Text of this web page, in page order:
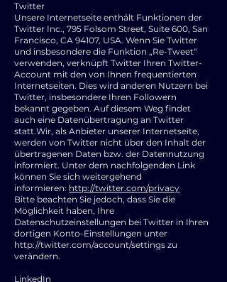
Twitter
Unsere Internetseite enthält Funktionen der
Twitter Inc., 795 Folsom Street, Suite 600, San
Francisco, CA 94107, USA. Wenn Sie Twitter
und insbesondere die Funktion „Re-Tweet“
verwenden, verknüpft Twitter Ihren Twitter-
Account mit den von Ihnen frequentierten
Internetseiten. Dies wird anderen Nutzern bei
Twitter, insbesondere Ihren Followern
bekannt gegeben. Auf diesem Weg findet
auch eine Datenübertragung an Twitter
statt.Wir, als Anbieter unserer Internetseite,
werden von Twitter nicht über den Inhalt der
übertragenen Daten bzw. der Datennutzung
informiert. Unter dem nachfolgenden Link
können Sie sich weitergehend
informieren: http://twitter.com/privacy
Bitte beachten Sie jedoch, dass Sie die
Möglichkeit haben, Ihre
Datenschutzeinstellungen bei Twitter in Ihren
dortigen Konto-Einstellungen unter
http://twitter.com/account/settings zu
verändern.
LinkedIn